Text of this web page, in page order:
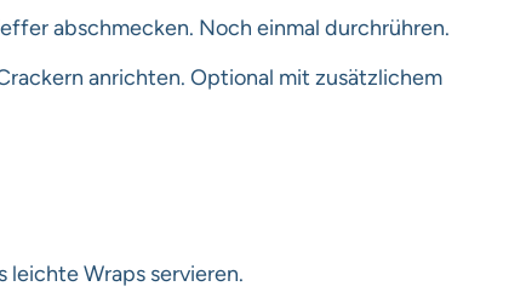
abschmecken. Noch einmal durchrühren.
anrichten. Optional mit zusätzlichem
leichte Wraps servieren.